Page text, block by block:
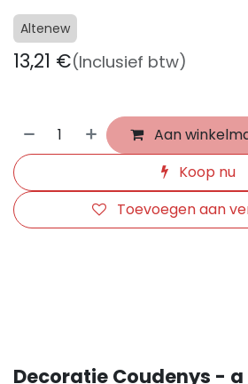
Altenew
13,21 €(Inclusief btw)
Aan
Koop nu
Toevoegen aan
Decoratie Coudenys -